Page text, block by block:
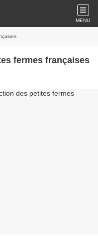
MENU
fermes françaises